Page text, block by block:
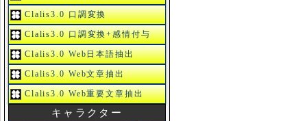
Clalis3.0 口調変換
Clalis3.0 口調変換+感情付与
Clalis3.0 Web日本語抽出
Clalis3.0 Web文章抽出
Clalis3.0 Web重要文章抽出
キャラクター